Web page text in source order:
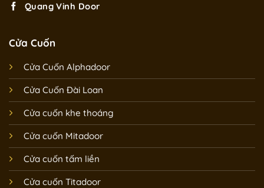
Quang Vinh Door
Cửa Cuốn
Cửa Cuốn Alphadoor
Cửa Cuốn Đài Loan
Cửa cuốn khe thoáng
Cửa cuốn Mitadoor
Cửa cuốn tấm liền
Cửa cuốn Titadoor